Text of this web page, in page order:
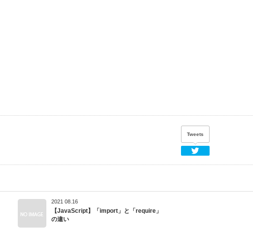
Tweets
2021 08.16
【JavaScript】「import」と「require」
の違い